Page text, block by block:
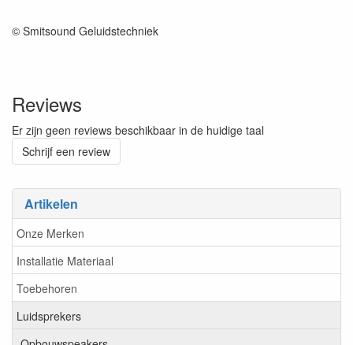
Artikelen
Onze Merken
Installatie Materiaal
Toebehoren
Luidsprekers
© Smitsound Geluidstechniek
Reviews
Er zijn geen reviews beschikbaar in de huidige taal
Schrijf een review